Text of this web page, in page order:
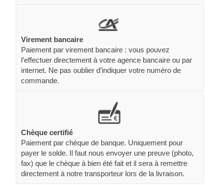
Virement bancaire
Paiement par virement bancaire : vous pouvez
l’effectuer directement à votre agence bancaire ou par
internet. Ne pas oublier d’indiquer votre numéro de
commande.
Chèque certifié
Paiement par chèque de banque. Uniquement pour
payer le solde. Il faut nous envoyer une preuve (photo,
fax) que le chèque à bien été fait et il sera à remettre
directement à notre transporteur lors de la livraison.